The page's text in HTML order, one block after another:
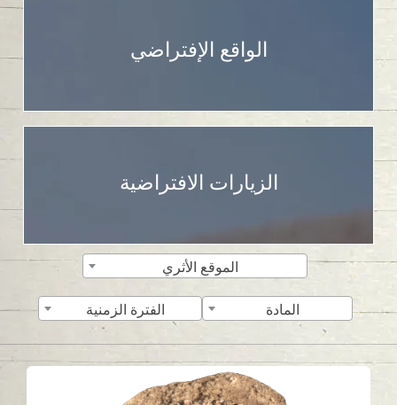
الواقع الإفتراضي
الزيارات الافتراضية
الموقع الأثري
المادة الفترة الزمنية